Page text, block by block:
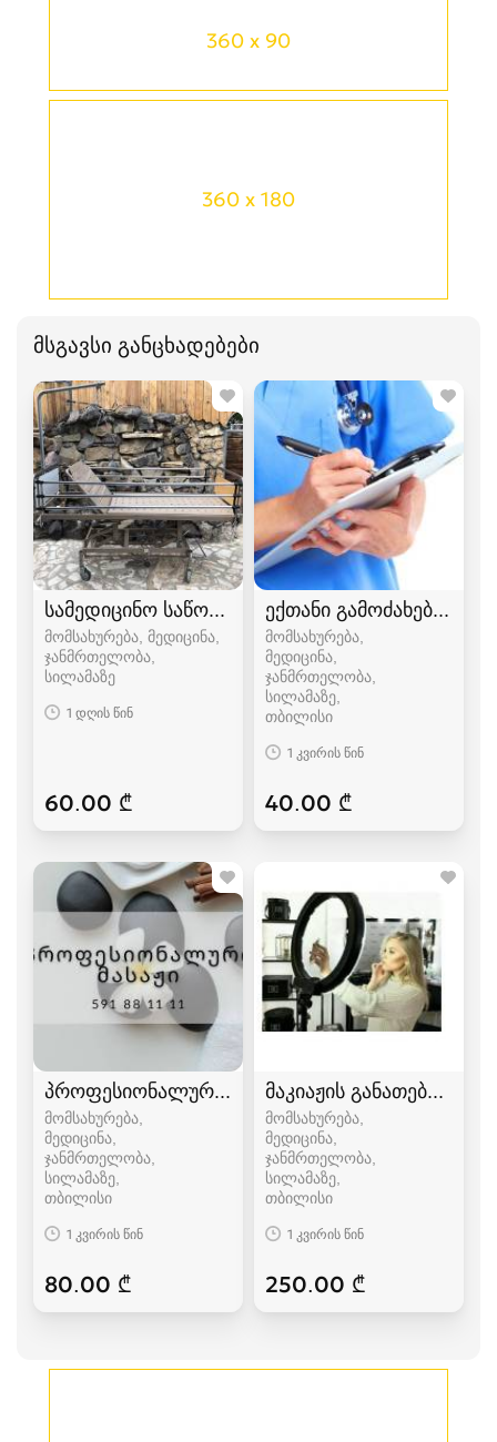
360 x 90
360 x 180
მსგავსი განცხადებები
სამედიცინო საწოლი
მომსახურება, მედიცინა,
ჯანმრთელობა,
სილამაზე
1 დღის წინ
60.00 ₾
ექთანი გამოძახებით,
მომსახურება,
მედიცინა,
ჯანმრთელობა,
სილამაზე
თბილისი
1 კვირის წინ
40.00 ₾
პროფესიონალური სპა მომსახურეობა
მომსახურება,
მედიცინა,
ჯანმრთელობა,
სილამაზე
თბილისი
1 კვირის წინ
80.00 ₾
მაკიაჟის განათებები 18
მომსახურება,
მედიცინა,
ჯანმრთელობა,
სილამაზე
თბილისი
1 კვირის წინ
250.00 ₾